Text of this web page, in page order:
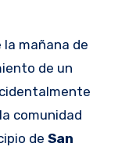
la mañana de
de un
comunidad
de San